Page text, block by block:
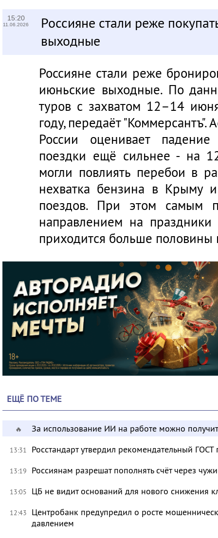
15:20
11.06.2026
Россияне стали реже
выходные
Россияне стали реже
июньские выходные. По
туров с захватом 12–14
году, передаёт "Коммерсантъ".
России оценивает
поездки ещё сильнее - на
могли повлиять перебои в
нехватка бензина в Крыму
поездов. При этом самым
направлением на
приходится больше половины
ЕЩЁ ПО ТЕМЕ
🔥 За использование ИИ на работе можно
13:31 Росстандарт утвердил рекомендательный
13:19 Россиянам разрешат пополнять счёт через
13:05 ЦБ не видит оснований для нового снижения
12:43
Центробанк предупредил о росте
давлением